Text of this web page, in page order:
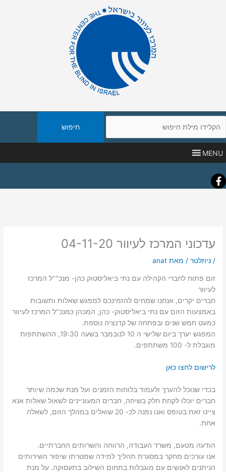
חיפוש
באתר
MENU
Facebook
עדכוני המרכז לעיוור 04-11-20
/ניוזלטר / מאתanat
זום פתוח לחברי הקהילה עם נתי ביאליסטוק כהן- מנכ""ל המרכז
לעיוור
חברים יקרים, אנחנו שמחים להזמינכם למפגש שאלות ותשובות
באמצעות הזום עם נתי ביאליסטוק- כהן, המכהן כמנכ"ל המרכז לעיוור
כמעט חמש שנים ובפתחה של קדנציה נוספת.
המפגש יערך ביום שלישי ה 10 לנובמבר בשעה 19:30, ההשתתפות
מוגבלת ל- 100 משתתפים.
לרישום לחצו כאן
בכדי שנוכל להערך ולעמוד בלוחות הזמנים ועל מנת שכמה שיותר
חברים יוכלו לקחת חלק בשיחה, חברים המעוניינים לשאול שאלות אנא
ציינו זאת בטופס ואנו נפנה לכ- 20 שואלים במהלך הזום, לשאלה
אחת.
הודעה מטעם, משרד העבודה, הרווחה והשרותים החברתיים.
אנו עורכים מחקר במסגרת תהליך למידה שמטרתו שיפור השירותים
הניתנים לאנשים עם מוגבלות בתחום השילוב בתעסוקה. על מנת